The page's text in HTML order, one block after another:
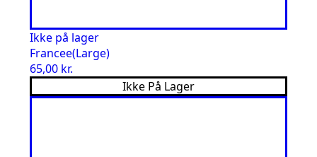
Ikke på lager
Francee(Large)
65,00 kr.
Ikke På Lager